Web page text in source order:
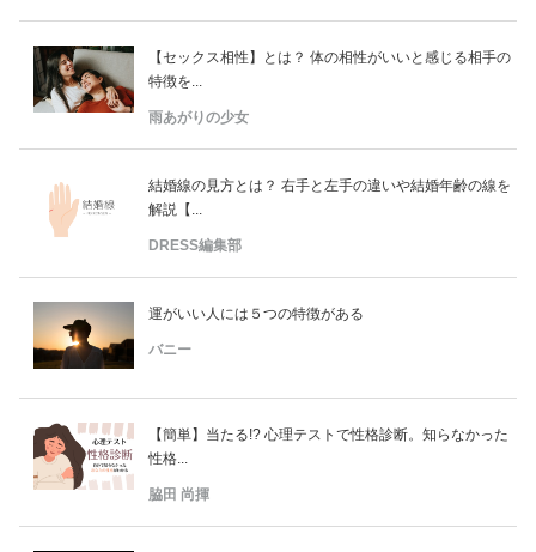
【セックス相性】とは？ 体の相性がいいと感じる相手の
特徴を...
雨あがりの少女
結婚線の見方とは？ 右手と左手の違いや結婚年齢の線を
解説【...
DRESS編集部
運がいい人には５つの特徴がある
バニー
【簡単】当たる!? 心理テストで性格診断。知らなかった
性格...
脇田 尚揮